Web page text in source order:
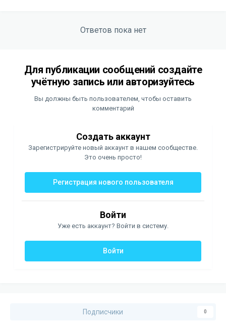
Ответов пока нет
Для публикации сообщений создайте
учётную запись или авторизуйтесь
Вы должны быть пользователем, чтобы оставить
комментарий
Создать аккаунт
Зарегистрируйте новый аккаунт в нашем сообществе.
Это очень просто!
Регистрация нового пользователя
Войти
Уже есть аккаунт? Войти в систему.
Войти
Подписчики 0